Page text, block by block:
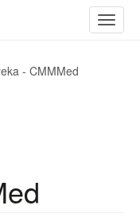
ein-/
- CMMMed